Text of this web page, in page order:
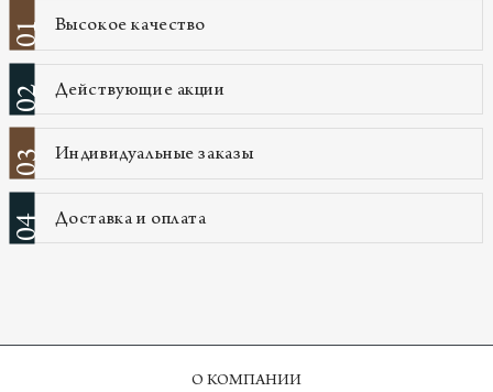
01 Высокое качество
02 Действующие акции
03 Индивидуальные заказы
04 Доставка и оплата
О КОМПАНИИ